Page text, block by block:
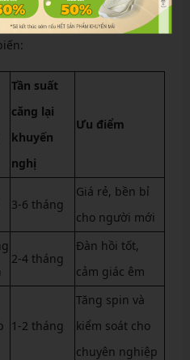
độ bền. Dưới đây là bảng
Tần suất
căng lại
khuyến
nghị
Ưu điểm
3-6 tháng
Giá rẻ, bền bỉ
cho người mới
2-4 tháng
Đàn hồi tốt,
cảm giác êm
1-2 tháng
Tăng spin và
kiểm soát cho
chuyên nghiệp